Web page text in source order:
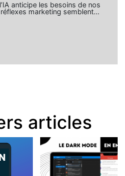
anticipe les besoins de nos
marketing semblent…
articles